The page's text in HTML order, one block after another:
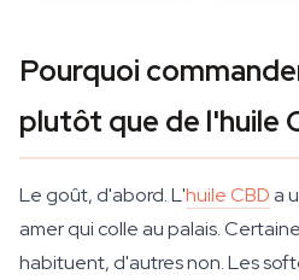
Pourquoi
plutôt que de l'huile
Le goût, d'abord. L'huile CBDa
amer qui colle au palais.
habituent, d'autres non. Les